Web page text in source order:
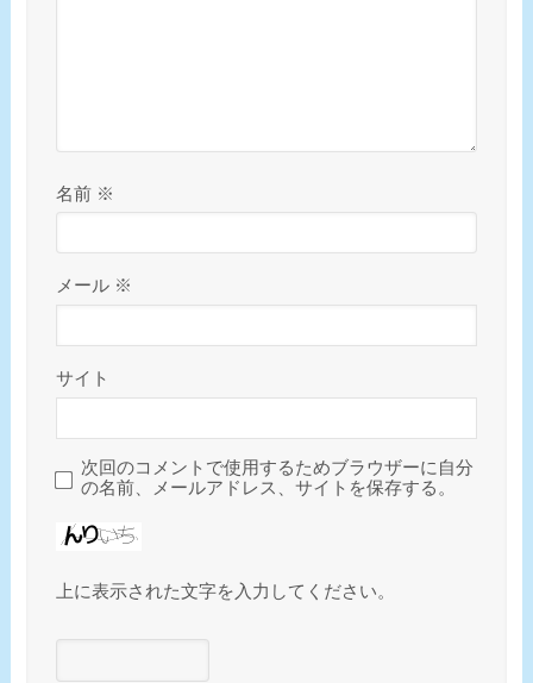
名前 ※
メール ※
サイト
次回のコメントで使用するためブラウザーに自分
の名前、メールアドレス、サイトを保存する。
上に表示された文字を入力してください。